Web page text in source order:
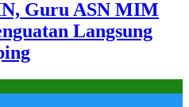
Guru ASN MIM
Langsung